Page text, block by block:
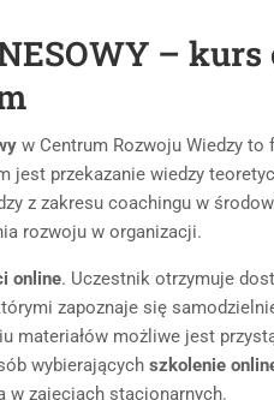
–
w Centrum Rozwoju Wiedzy to
jest przekazanie wiedzy
z zakresu coachingu w
rozwoju w organizacji.
online. Uczestnik otrzymuje
zapoznaje się
materiałów możliwe jest
wybierających szkolenie
w zajęciach stacjonarnych.